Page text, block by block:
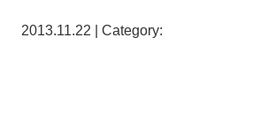
2013.11.22 | Category: